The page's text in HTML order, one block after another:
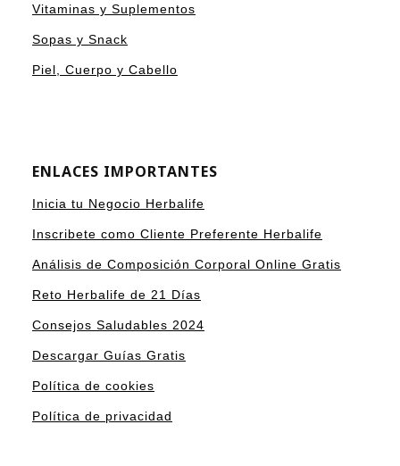
Vitaminas y Suplementos
Sopas y Snack
Piel, Cuerpo y Cabello
ENLACES IMPORTANTES
Inicia tu Negocio Herbalife
Inscribete como Cliente Preferente Herbalife
Análisis de Composición Corporal Online Gratis
Reto Herbalife de 21 Días
Consejos Saludables 2024
Descargar Guías Gratis
Política de cookies
Política de privacidad